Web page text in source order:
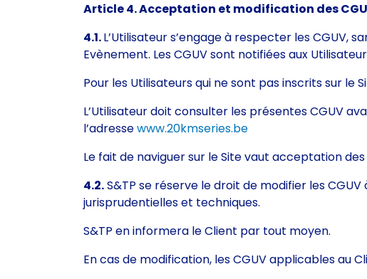
Article 4. Acceptation et modification des
4.1.L’Utilisateur s’engage à respecter les CGUV,
Evènement. Les CGUV sont notifiées aux
Pour les Utilisateurs qui ne sont pas inscrits sur le
L’Utilisateur doit consulter les présentes CGUV
l’adressewww.20kmseries.be
Le fait de naviguer sur le Site vaut acceptation des
4.2.S&TP se réserve le droit de modifier les
jurisprudentielles et techniques.
S&TP en informera le Client par tout moyen.
En cas de modification, les CGUV applicables au